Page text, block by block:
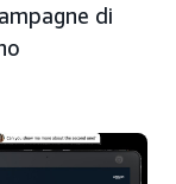
di